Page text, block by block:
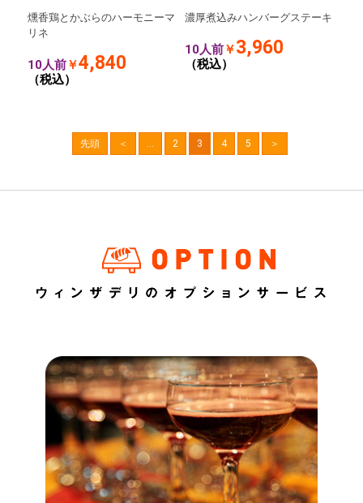
燻香鶏とかぶらのハーモニーマ
リネ
10人前￥4,840
（税込）
濃厚煮込みハンバーグステーキ
10人前￥3,960
（税込）
先頭 ＜ 2 3 4 5 ＞